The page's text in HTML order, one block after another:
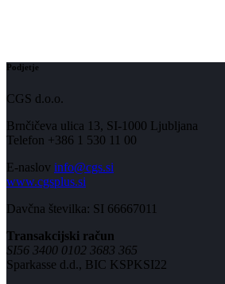
Podjetje
CGS d.o.o.
Brnčičeva ulica 13, SI-1000 Ljubljana
Telefon +386 1 530 11 00
E-naslov info@cgs.si
www.cgsplus.si
Davčna številka: SI 66667011
Transakcijski račun
SI56 3400 0102 3683 365
Sparkasse d.d., BIC KSPKSI22